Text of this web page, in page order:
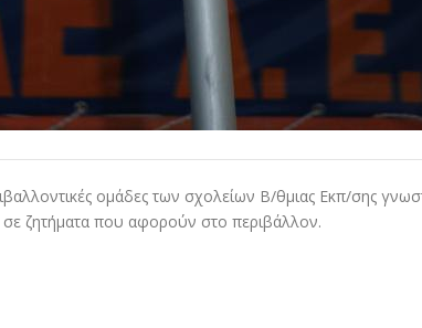
ομάδες των σχολείων Β/θμιας Εκπ/σης
ζητήματα που αφορούν στο περιβάλλον.